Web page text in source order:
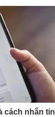
cách nhắn tin